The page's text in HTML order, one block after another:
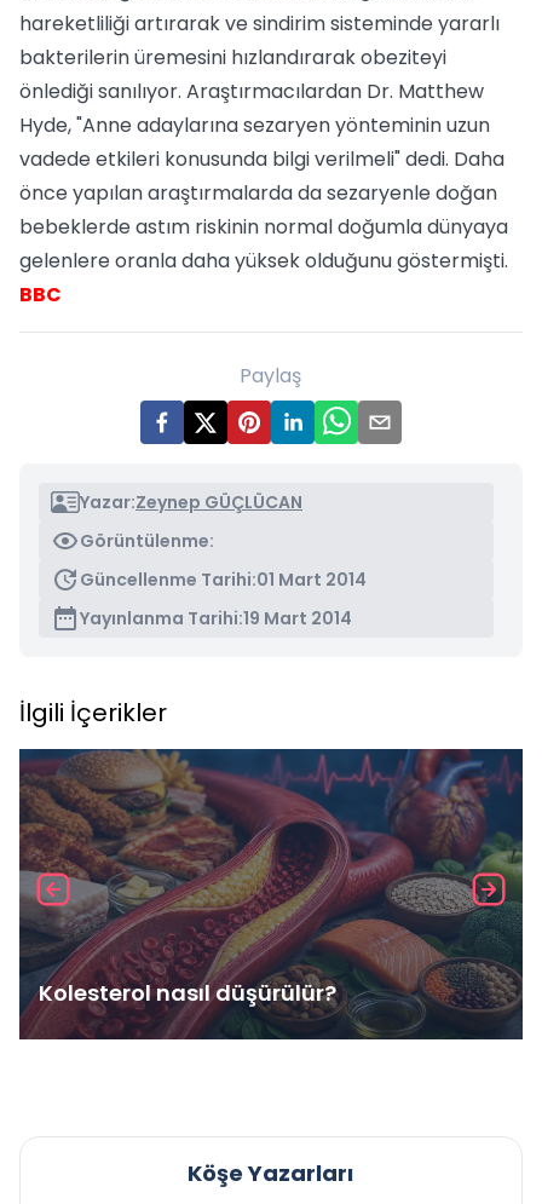
hareketliliği artırarak ve sindirim sisteminde yararlı
bakterilerin üremesini hızlandırarak obeziteyi
önlediği sanılıyor. Araştırmacılardan Dr. Matthew
Hyde, "Anne adaylarına sezaryen yönteminin uzun
vadede etkileri konusunda bilgi verilmeli" dedi. Daha
önce yapılan araştırmalarda da sezaryenle doğan
bebeklerde astım riskinin normal doğumla dünyaya
gelenlere oranla daha yüksek olduğunu göstermişti.
BBC
Paylaş
Yazar:Zeynep GÜÇLÜCAN
Görüntülenme:
Güncellenme Tarihi:01 Mart 2014
Yayınlanma Tarihi:19 Mart 2014
İlgili İçerikler
Kolesterol nasıl düşürülür?
Köşe Yazarları